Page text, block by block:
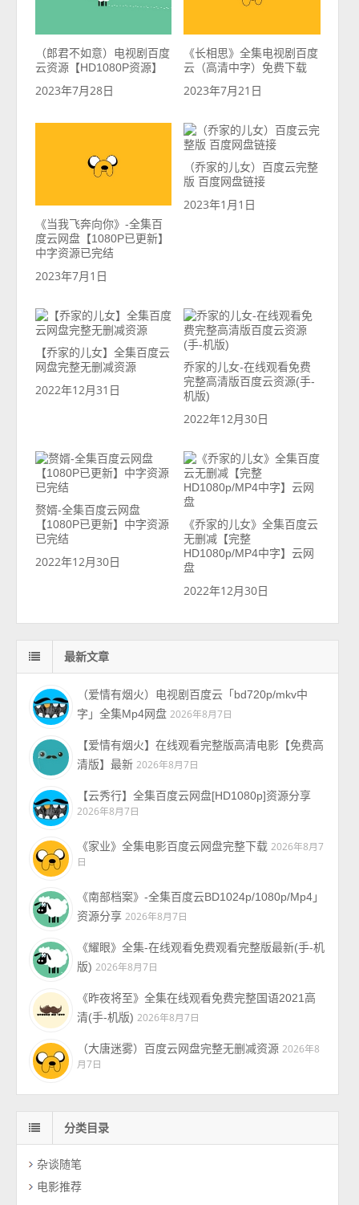
（郎君不如意）电视剧百度
云资源【HD1080P资源】
2023年7月28日
《长相思》全集电视剧百度
云（高清中字）免费下载
2023年7月21日
《当我飞奔向你》-全集百
度云网盘【1080P已更新】
中字资源已完结
2023年7月1日
（乔家的儿女）百度云完整
版 百度网盘链接
2023年1月1日
【乔家的儿女】全集百度云
网盘完整无删减资源
2022年12月31日
乔家的儿女-在线观看免费
完整高清版百度云资源(手-
机版)
2022年12月30日
赘婿-全集百度云网盘
【1080P已更新】中字资源
已完结
2022年12月30日
《乔家的儿女》全集百度云
无删减【完整
HD1080p/MP4中字】云网
盘
2022年12月30日
最新文章
（爱情有烟火）电视剧百度云「bd720p/mkv中
字」全集Mp4网盘 2026年8月7日
【爱情有烟火】在线观看完整版高清电影【免费高
清版】最新 2026年8月7日
【云秀行】全集百度云网盘[HD1080p]资源分享
2026年8月7日
《家业》全集电影百度云网盘完整下载 2026年8月7
日
《南部档案》-全集百度云BD1024p/1080p/Mp4」
资源分享 2026年8月7日
《耀眼》全集-在线观看免费观看完整版最新(手-机
版) 2026年8月7日
《昨夜将至》全集在线观看免费完整国语2021高
清(手-机版) 2026年8月7日
（大唐迷雾）百度云网盘完整无删减资源 2026年8
月7日
分类目录
杂谈随笔
电影推荐